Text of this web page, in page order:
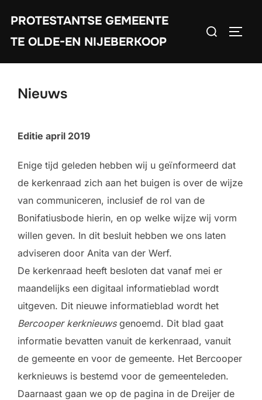
naarPROTESTANTSE GEMEENTE
TE OLDE-EN NIJEBERKOOP
Zoek
Nieuws
Editie april 2019
Enige tijd geleden hebben wij u geïnformeerd dat
de kerkenraad zich aan het buigen is over de wijze
van communiceren, inclusief de rol van de
Bonifatiusbode hierin, en op welke wijze wij vorm
willen geven. In dit besluit hebben we ons laten
adviseren door Anita van der Werf.
De kerkenraad heeft besloten dat vanaf mei er
maandelijks een digitaal informatieblad wordt
uitgeven. Dit nieuwe informatieblad wordt het
Bercooper kerknieuwsgenoemd. Dit blad gaat
informatie bevatten vanuit de kerkenraad, vanuit
de gemeente en voor de gemeente. Het Bercooper
kerknieuws is bestemd voor de gemeenteleden.
Daarnaast gaan we op de pagina in de Dreijer de